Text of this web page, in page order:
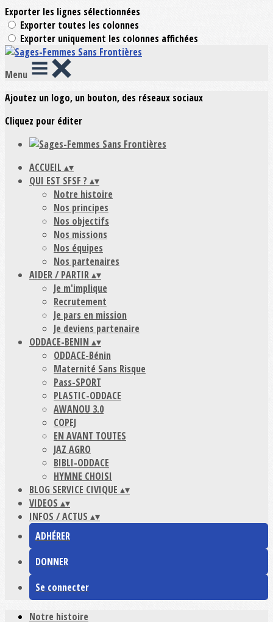
Exporter les lignes sélectionnées
Exporter toutes les colonnes
Exporter uniquement les colonnes affichées
Menu
Ajoutez un logo, un bouton, des réseaux sociaux
Cliquez pour éditer
ACCUEIL ▴▾
QUI EST SFSF ? ▴▾
Notre histoire
Nos principes
Nos objectifs
Nos missions
Nos équipes
Nos partenaires
AIDER / PARTIR▴▾
Je m'implique
Recrutement
Je pars en mission
Je deviens partenaire
ODDACE-BENIN ▴▾
ODDACE-Bénin
Maternité Sans Risque
Pass-SPORT
PLASTIC-ODDACE
AWANOU 3.0
COPEJ
EN AVANT TOUTES
JAZ AGRO
BIBLI-ODDACE
HYMNE CHOISI
BLOG SERVICE CIVIQUE ▴▾
VIDEOS ▴▾
INFOS / ACTUS ▴▾
ADHÉRER
DONNER
Se connecter
Notre histoire